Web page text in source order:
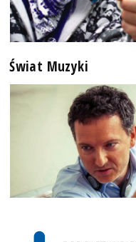
Świat Muzyki